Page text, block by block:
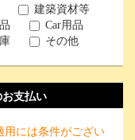
建築資材等
Car用品
その他
支払い
には条件がござい